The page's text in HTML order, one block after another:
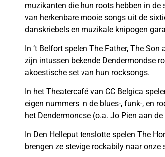
muzikanten die hun roots hebben in de
van herkenbare mooie songs uit de
danskriebels en muzikale knipogen
In ’t Belfort spelen The Father, The
zijn intussen bekende Dendermondse
akoestische set van hun rocksongs.
In het Theatercafé van CC Belgica
eigen nummers in de blues-, funk-, en
het Dendermondse (o.a. Jo Pien aan
In Den Helleput tenslotte spelen The
brengen ze stevige rockabily naar onze